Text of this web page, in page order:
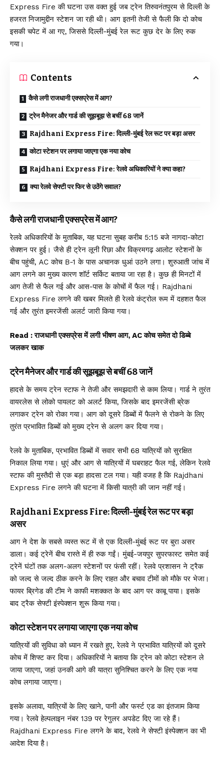
Express Fire की घटना उस वक्त हुई जब ट्रेन तिरुवनंतपुरम से दिल्ली के
हजरत निजामुद्दीन स्टेशन जा रही थी। आग इतनी तेजी से फैली कि दो कोच
इसकी चपेट में आ गए, जिससे दिल्ली-मुंबई रेल रूट कुछ देर के लिए रुक
गया।
Contents
कैसे लगी राजधानी एक्सप्रेस में आग?
ट्रेन मैनेजर और गार्ड की सूझबूझ से बचीं 68 जानें
Rajdhani Express Fire: दिल्ली-मुंबई रेल रूट पर बड़ा असर
कोटा स्टेशन पर लगाया जाएगा एक नया कोच
Rajdhani Express Fire: रेलवे अधिकारियों ने क्या कहा?
क्या रेलवे सेफ्टी पर फिर से उठेंगे सवाल?
कैसे लगी राजधानी एक्सप्रेस में आग?
रेलवे अधिकारियों के मुताबिक, यह घटना सुबह करीब 5:15 बजे नागदा-कोटा
सेक्शन पर हुई। जैसे ही ट्रेन लूनी रिछा और विक्रमगढ़ आलोट स्टेशनों के
बीच पहुंची, AC कोच B-1 के पास अचानक धुआं उठने लगा। शुरुआती जांच में
आग लगने का मुख्य कारण शॉर्ट सर्किट बताया जा रहा है। कुछ ही मिनटों में
आग तेजी से फैल गई और आस-पास के कोचों में फैल गई। Rajdhani
Express Fire लगने की खबर मिलते ही रेलवे कंट्रोल रूम में दहशत फैल
गई और तुरंत इमरजेंसी अलर्ट जारी किया गया।
Read :राजधानी एक्सप्रेस में लगी भीषण आग, AC कोच समेत दो डिब्बे
जलकर खाक
ट्रेन मैनेजर और गार्ड की सूझबूझ से बचीं 68 जानें
हादसे के समय ट्रेन स्टाफ ने तेजी और समझदारी से काम लिया। गार्ड ने तुरंत
वायरलेस से लोको पायलट को अलर्ट किया, जिसके बाद इमरजेंसी ब्रेक
लगाकर ट्रेन को रोका गया। आग को दूसरे डिब्बों में फैलने से रोकने के लिए
तुरंत प्रभावित डिब्बों को मुख्य ट्रेन से अलग कर दिया गया।
रेलवे के मुताबिक, प्रभावित डिब्बों में सवार सभी 68 यात्रियों को सुरक्षित
निकाल लिया गया। धुएं और आग से यात्रियों में घबराहट फैल गई, लेकिन रेलवे
स्टाफ की मुस्तैदी से एक बड़ा हादसा टल गया। यही वजह है कि Rajdhani
Express Fire लगने की घटना में किसी यात्री की जान नहीं गई।
Rajdhani Express Fire: दिल्ली-मुंबई रेल रूट पर बड़ा
असर
आग ने देश के सबसे व्यस्त रूट में से एक दिल्ली-मुंबई रूट पर बुरा असर
डाला। कई ट्रेनें बीच रास्ते में ही रुक गईं। मुंबई-जयपुर सुपरफास्ट समेत कई
ट्रेनें घंटों तक अलग-अलग स्टेशनों पर फंसी रहीं। रेलवे प्रशासन ने ट्रैक
को जल्द से जल्द ठीक करने के लिए राहत और बचाव टीमों को मौके पर भेजा।
फायर ब्रिगेड की टीम ने काफी मशक्कत के बाद आग पर काबू पाया। इसके
बाद ट्रैक सेफ्टी इंस्पेक्शन शुरू किया गया।
कोटा स्टेशन पर लगाया जाएगा एक नया कोच
यात्रियों की सुविधा को ध्यान में रखते हुए, रेलवे ने प्रभावित यात्रियों को दूसरे
कोच में शिफ्ट कर दिया। अधिकारियों ने बताया कि ट्रेन को कोटा स्टेशन ले
जाया जाएगा, जहां उनकी आगे की यात्रा सुनिश्चित करने के लिए एक नया
कोच लगाया जाएगा।
इसके अलावा, यात्रियों के लिए खाने, पानी और फर्स्ट एड का इंतजाम किया
गया। रेलवे हेल्पलाइन नंबर 139 पर रेगुलर अपडेट दिए जा रहे हैं।
Rajdhani Express Fire लगने के बाद, रेलवे ने सेफ्टी इंस्पेक्शन का भी
आदेश दिया है।